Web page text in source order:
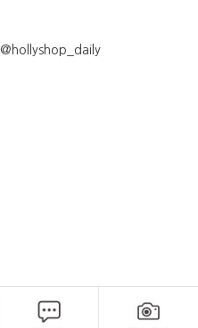
@hollyshop_daily